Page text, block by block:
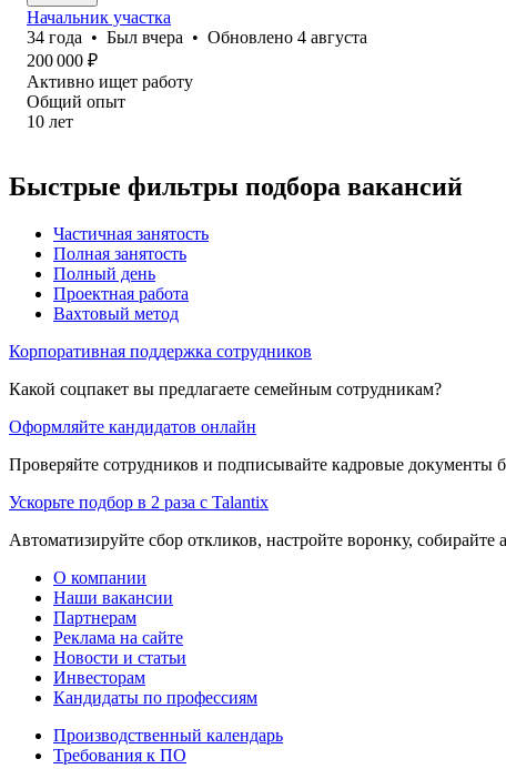
Начальник участка
34 года • Был вчера • Обновлено 4 августа
200 000 ₽
Активно ищет работу
Общий опыт
10 лет
Быстрые фильтры подбора вакансий
Частичная занятость
Полная занятость
Полный день
Проектная работа
Вахтовый метод
Корпоративная поддержка сотрудников
Какой соцпакет вы предлагаете семейным сотрудникам?
Оформляйте кандидатов онлайн
Проверяйте сотрудников и подписывайте кадровые документы
Ускорьте подбор в 2 раза с Talantix
Автоматизируйте сбор откликов, настройте воронку, собирайте
О компании
Наши вакансии
Партнерам
Реклама на сайте
Новости и статьи
Инвесторам
Кандидаты по профессиям
Производственный календарь
Требования к ПО